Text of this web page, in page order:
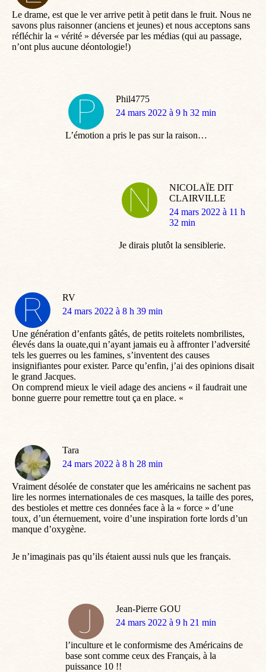
Le drame, est que le ver arrive petit à petit dans le fruit. Nous ne
savons plus raisonner (anciens et jeunes) et nous acceptons sans
réfléchir la « vérité » déversée par les médias (qui au passage,
n’ont plus aucune déontologie!)
Phil4775
dit
24 mars 2022 à 9 h 32 min
L’émotion a pris le pas sur la raison…
NICOLAÏE DIT
CLAIRVILLE
dit
:
24 mars 2022 à 11 h
32 min
Je dirais plutôt la sensiblerie.
RV
dit
24 mars 2022 à 8 h 39 min
Une génération d’enfants gâtés, de petits roitelets nombrilistes,
élevés dans la ouate,qui n’ayant jamais eu à affronter l’adversité
tels les guerres ou les famines, s’inventent des causes
insignifiantes pour exister. Parce qu’enfin, j’ai des opinions disait
le grand Jacques.
On comprend mieux le vieil adage des anciens « il faudrait une
bonne guerre pour remettre tout ça en place. «
Tara
dit
24 mars 2022 à 8 h 28 min
Vraiment désolée de constater que les américains ne sachent pas
lire les normes internationales de ces masques, la taille des pores,
des bestioles et mettre ces données face à la « force » d’une
toux, d’un éternuement, voire d’une inspiration forte lords d’un
manque d’oxygène.
Je n’imaginais pas qu’ils étaient aussi nuls que les français.
Jean-Pierre GOU
dit
24 mars 2022 à 9 h 21 min
l’inculture et le conformisme des Américains de
base sont comme ceux des Français, à la
puissance 10 !!